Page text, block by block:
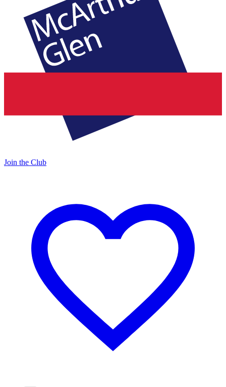
Join the Club